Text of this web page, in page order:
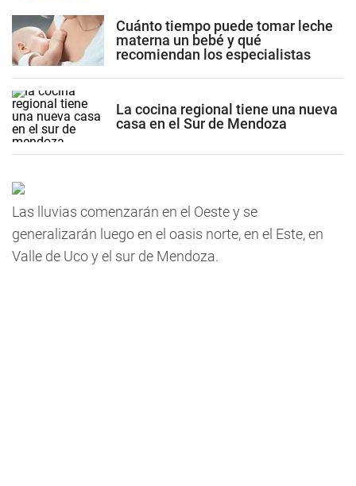
Cuánto tiempo puede tomar leche
materna un bebé y qué
recomiendan los especialistas
La cocina regional tiene una nueva
casa en el Sur de Mendoza
Las lluvias comenzarán en el Oeste y se
generalizarán luego en el oasis norte, en el Este, en
Valle de Uco y el sur de Mendoza.